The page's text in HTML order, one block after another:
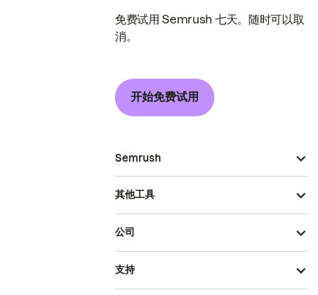
免费试用 Semrush 七天。随时可以取
消。
开始免费试用
Semrush
其他工具
公司
支持